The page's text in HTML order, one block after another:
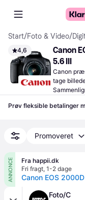
Start/Foto & Video/
4,6
Canon
5.6 III
Canon
tage
objektiv.
Prøv fleksible betalinger
Promoveret
ANNONCE
Fra happii.dk
Fri fragt, 1-2 dage
Canon EOS
Foto/C